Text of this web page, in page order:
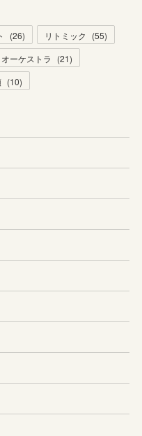
(26) リトミック (55)
オーケストラ (21)
(10)